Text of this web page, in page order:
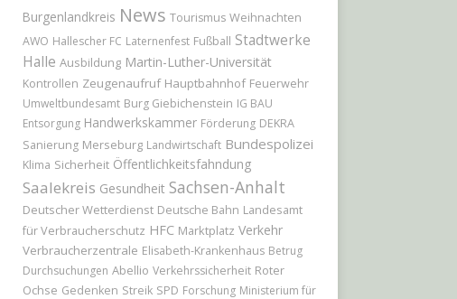
Burgenlandkreis News Tourismus Weihnachten
AWO Hallescher FC Laternenfest Fußball Stadtwerke
Halle Ausbildung Martin-Luther-Universität
Kontrollen Zeugenaufruf Hauptbahnhof Feuerwehr
Umweltbundesamt Burg Giebichenstein IG BAU
Entsorgung Handwerkskammer Förderung DEKRA
Sanierung Merseburg Landwirtschaft Bundespolizei
Klima Sicherheit Öffentlichkeitsfahndung
Saalekreis Gesundheit Sachsen-Anhalt
Deutscher Wetterdienst Deutsche Bahn Landesamt
für Verbraucherschutz HFC Marktplatz Verkehr
Verbraucherzentrale Elisabeth-Krankenhaus Betrug
Durchsuchungen Abellio Verkehrssicherheit Roter
Ochse Gedenken Streik SPD Forschung Ministerium für